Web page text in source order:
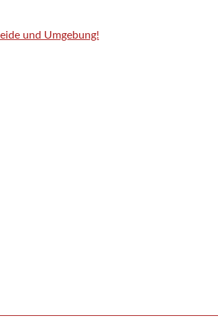
und Umgebung!